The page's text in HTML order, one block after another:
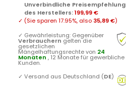
Unverbindliche Preisempfehlung
des Herstellers:199,99 €
✓ (Sie sparen 17.95%, also 35,89 €)
✓ Gewährleistung: Gegenüber
Verbrauchern gelten die
gesetzlichen
Mängelhaftungsrechte von 24
Monaten , 12 Monate für gewerbliche
Kunden.
✓ Versand aus Deutschland (DE)